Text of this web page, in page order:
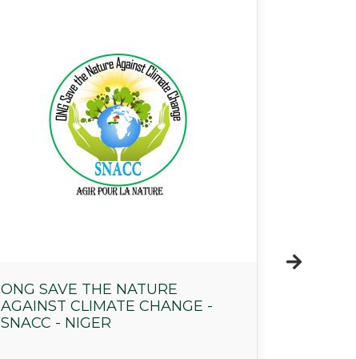
ONG SAVE THE NATURE
AGAINST CLIMATE CHANGE -
SNACC - NIGER